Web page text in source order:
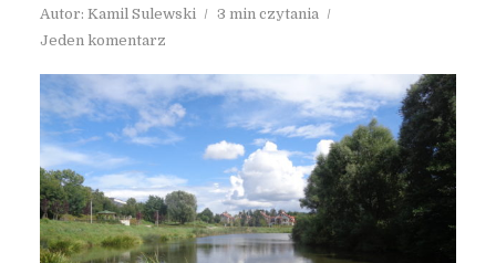
Autor: Kamil Sulewski
3 min czytania
Jeden komentarz